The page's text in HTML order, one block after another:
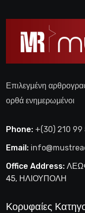
Επιλεγμένη
ορθά ενημερωμένοι
Phone: +(30) 210 99
Email:
Office Address:
45, ΗΛΙΟΥΠΟΛΗ
Κορυφαίες